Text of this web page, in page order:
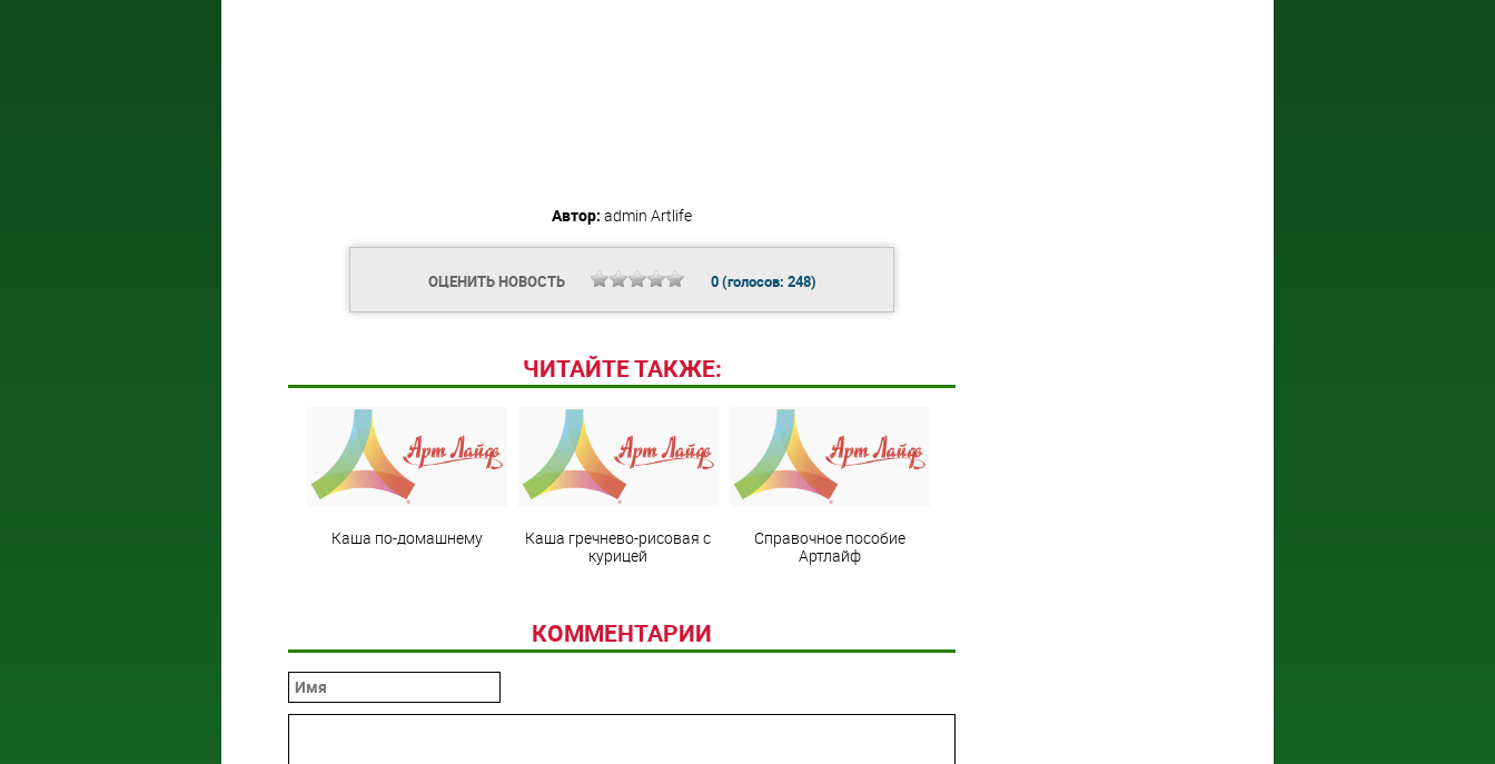
Автор: admin Artlife
ОЦЕНИТЬ НОВОСТЬ 0(голосов: 248)
ЧИТАЙТЕ ТАКЖЕ:
Каша по-домашнему
Каша гречнево-рисовая с
курицей
Справочное пособие
Артлайф
КОММЕНТАРИИ